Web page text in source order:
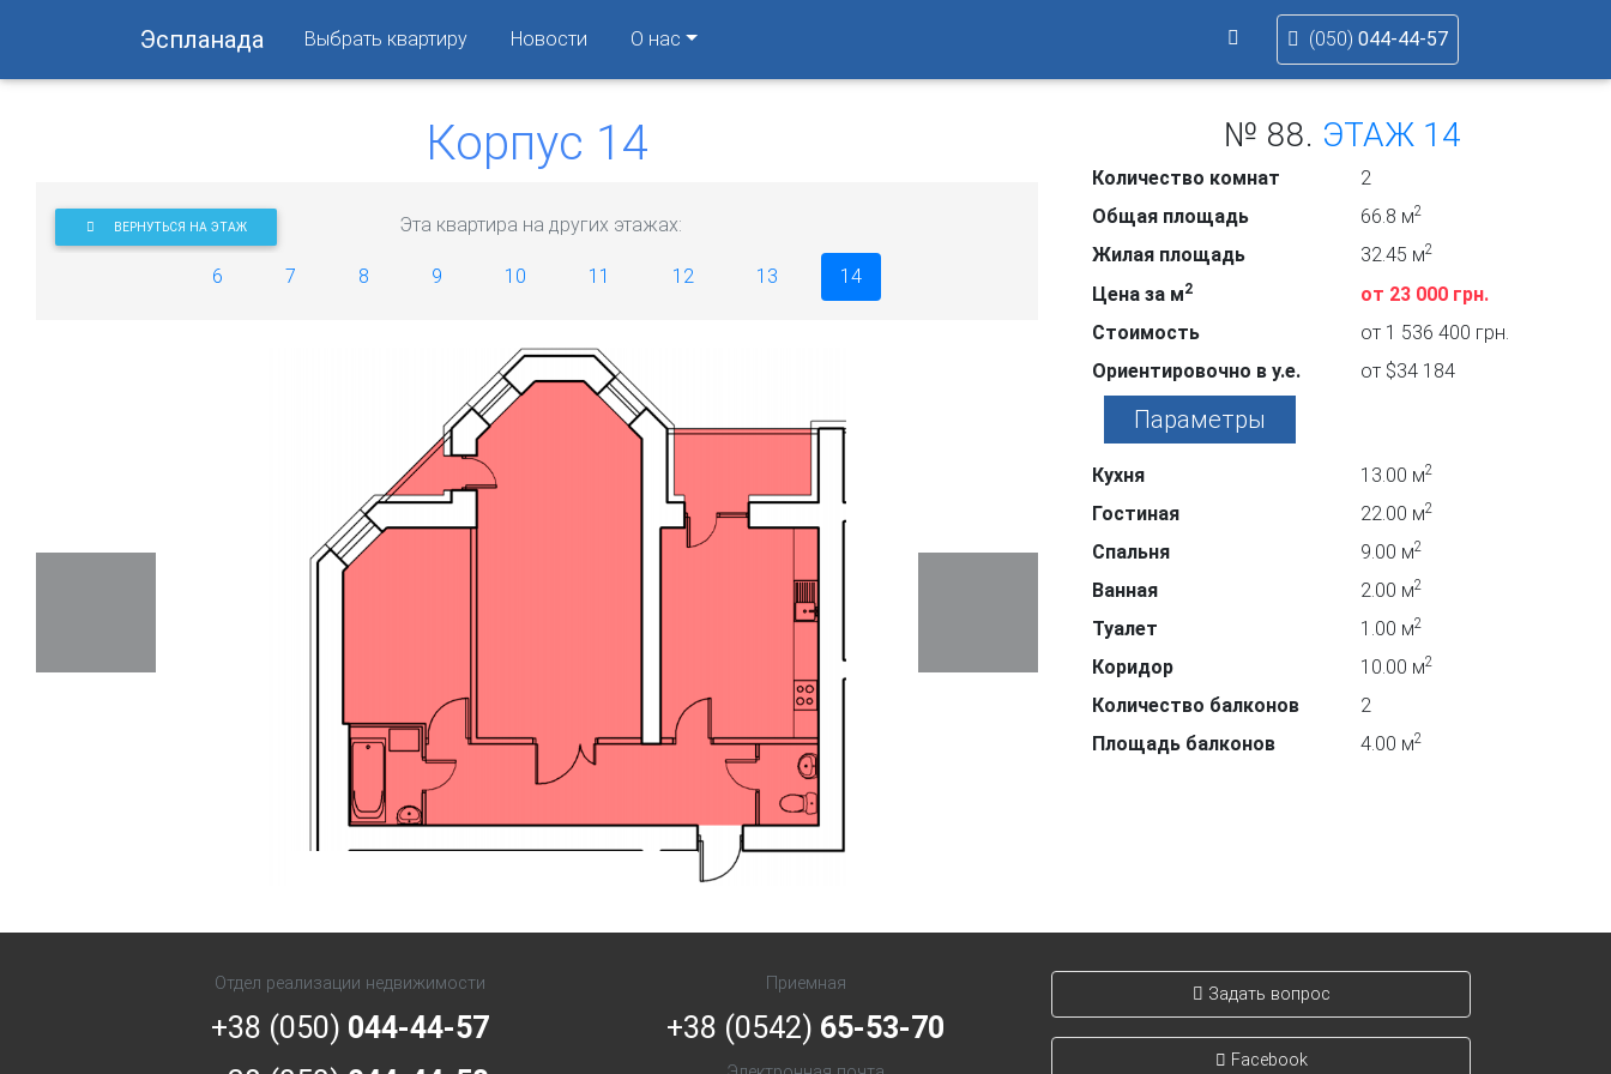
Эспланада Выбрать квартиру Новости О нас (050) 044-44-57
Корпус 14
ВЕРНУТЬСЯ НА ЭТАЖ Эта квартира на других этажах:
6 7 8 9 10 11 12 13 14
№ 88. ЭТАЖ 14
Количество комнат
2
Общая площадь
66.8 м2
Жилая площадь 32.45 м2
Цена за м2
от 23 000 грн.
Стоимость
от 1 536 400 грн.
Ориентировочно в у.е.
от $34 184
Параметры
Кухня 13.00 м2
Гостиная 22.00 м2
Спальня 9.00 м2
Ванная 2.00 м2
Туалет 1.00 м2
Коридор 10.00 м2
Количество балконов
2
Площадь балконов
4.00 м2
Отдел реализации недвижимости
+38 (050) 044-44-57
Приемная
+38 (0542) 65-53-70
Задать вопрос
Facebook